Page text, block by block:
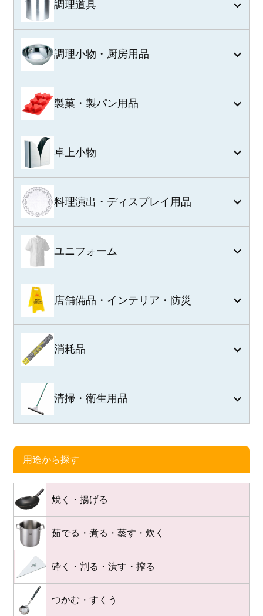
調理道具
調理小物・厨房用品
製菓・製パン用品
卓上小物
料理演出・ディスプレイ用品
ユニフォーム
店舗備品・インテリア・防災
消耗品
清掃・衛生用品
用途から探す
焼く・揚げる
茹でる・煮る・蒸す・炊く
砕く・割る・潰す・搾る
つかむ・すくう